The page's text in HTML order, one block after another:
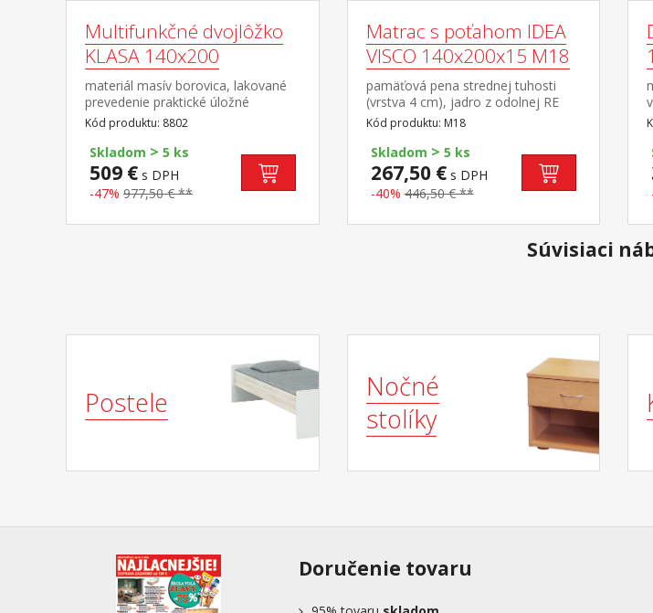
Multifunkčné dvojlôžko
KLASA 140x200
materiál masív borovica, lakované
prevedenie praktické úložné
priestory pod posteľou, výška sedu
44,5 cm 2 výsuvné nočné stolíky a
rošt (drevený latkový) sú v cene,
matrac nie je v cene odporúčaný
rozmer matraca 140 × 200 cm (M6)
Kód produktu: 8802
Skladom > 5 ks
509 € s DPH
-47% 977,50 € **
Matrac s poťahom IDEA
VISCO 140x200x15 M18
pamäťová pena strednej tuhosti
(vrstva 4 cm), jadro z odolnej RE
peny dobré ortopedické vlastností a
dlhá životnosť matraca vhodný pre
všetky typy roštov poťah priedušný,
vyrobený z dvoch častí, snímateľný
a prateľný do 60 °C odporúčaná
nosnosť do 130 kg
Kód produktu: M18
Skladom > 5 ks
267,50 €s DPH
-40% 446,50 € **
Súvisiaci
Postele
Nočné
stolíky
Doručenie tovaru